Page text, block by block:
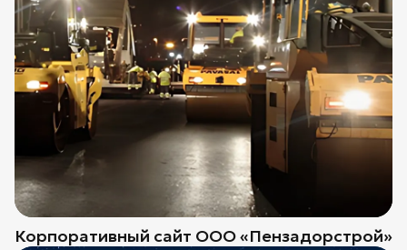
Корпоративный сайт ООО «Пензадорстрой»